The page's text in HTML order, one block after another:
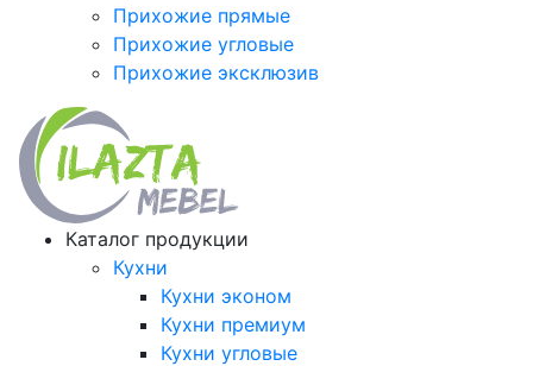
Прихожие прямые
Прихожие угловые
Прихожие эксклюзив
Каталог продукции
Кухни
Кухни эконом
Кухни премиум
Кухни угловые